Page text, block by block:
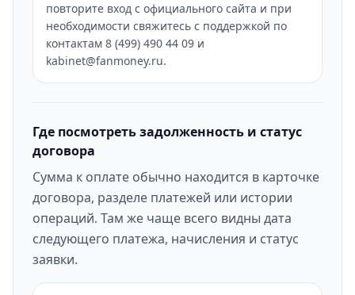
повторите вход с официального сайта и при
необходимости свяжитесь с поддержкой по
контактам 8 (499) 490 44 09 и
kabinet@fanmoney.ru.
Где посмотреть задолженность и статус
договора
Сумма к оплате обычно находится в карточке
договора, разделе платежей или истории
операций. Там же чаще всего видны дата
следующего платежа, начисления и статус
заявки.